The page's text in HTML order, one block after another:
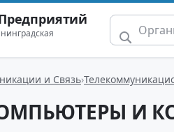
и Связь
И